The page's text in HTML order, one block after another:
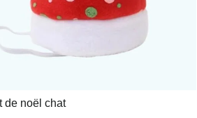
de noël chat